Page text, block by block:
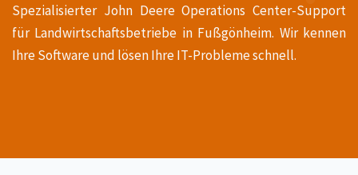
Spezialisierter John Deere Operations Center-Support
für Landwirtschaftsbetriebe in Fußgönheim. Wir kennen
Ihre Software und lösen Ihre IT-Probleme schnell.